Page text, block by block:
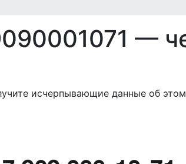
—
исчерпывающие данные об этом